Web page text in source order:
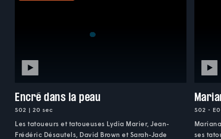
Encré dans la peau
S02 | 20 sec
Les tatoueurs et tatoueuses Lydia Marier, Jean-
Frédéric Désautels, David Brown et Sarah-Jade
S02 •
ses